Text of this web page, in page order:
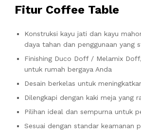
Fitur Coffee Table
Konstruksi kayu jati dan kayu
daya tahan dan penggunaan yang
Finishing Duco Doff / Melamix
untuk rumah bergaya Anda
Desain berkelas untuk
Dilengkapi dengan kaki meja yang
Pilihan ideal dan sempurna untuk
Sesuai dengan standar keamanan